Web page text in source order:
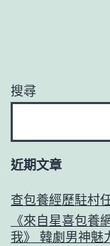
搜尋
近期文章
查包養經歷駐村
《來自星喜包養
我》 韓劇男神魅